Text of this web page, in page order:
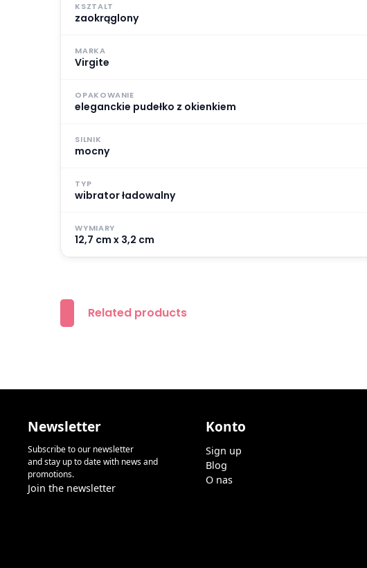
KSZTALT
zaokrąglony
MARKA
Virgite
OPAKOWANIE
eleganckie pudełko z okienkiem
SILNIK
mocny
TYP
wibrator ładowalny
WYMIARY
12,7 cm x 3,2 cm
Related products
Newsletter
Subscribe to our newsletter
and stay up to date with news and
promotions.
Join the newsletter
Konto
Sign up
Blog
O nas